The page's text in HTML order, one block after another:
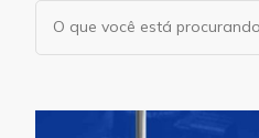
Procurando
algo?